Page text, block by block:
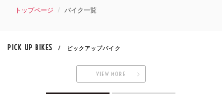
トップページ バイク一覧
PICK UP BIKES / ピックアップバイク
VIEW MORE